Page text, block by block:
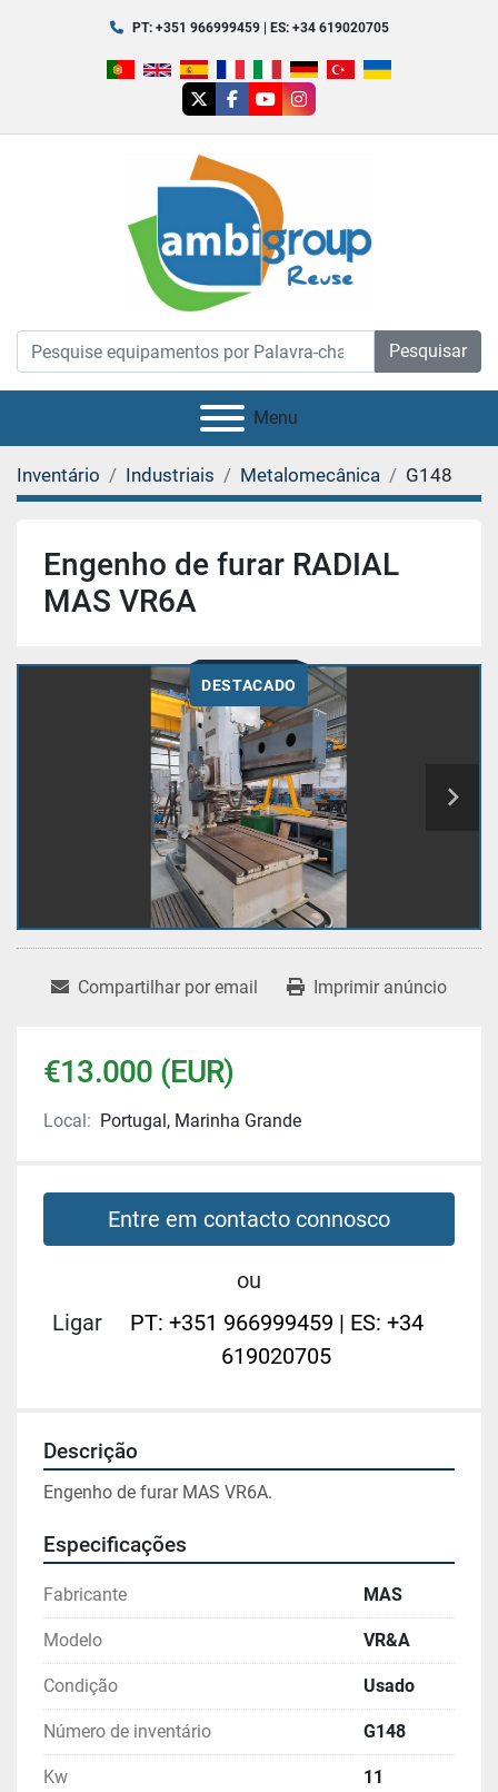
PT: +351 966999459 | ES: +34 619020705
twitterfacebook
youtubeinstagram
Pesquisar
Menu
Inventário Industriais Metalomecânica G148
Engenho de furar RADIAL
MAS VR6A
DESTACADO
Compartilhar por email Imprimir anúncio
€13.000 (EUR)
Local: Portugal, Marinha Grande
Entre em contacto connosco
ou
Ligar
PT: +351 966999459 | ES: +34
619020705
Descrição
Engenho de furar MAS VR6A.
Especificações
Fabricante MAS
Modelo VR&A
Condição Usado
Número de inventário G148
Kw 11